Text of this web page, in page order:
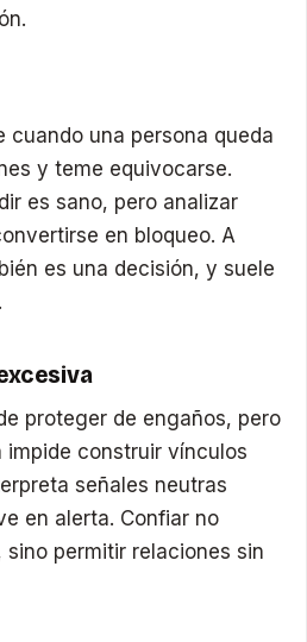
cuando una persona queda
y teme equivocarse.
es sano, pero analizar
en bloqueo. A
es una decisión, y suele
proteger de engaños, pero
construir vínculos
señales neutras
en alerta. Confiar no
permitir relaciones sin